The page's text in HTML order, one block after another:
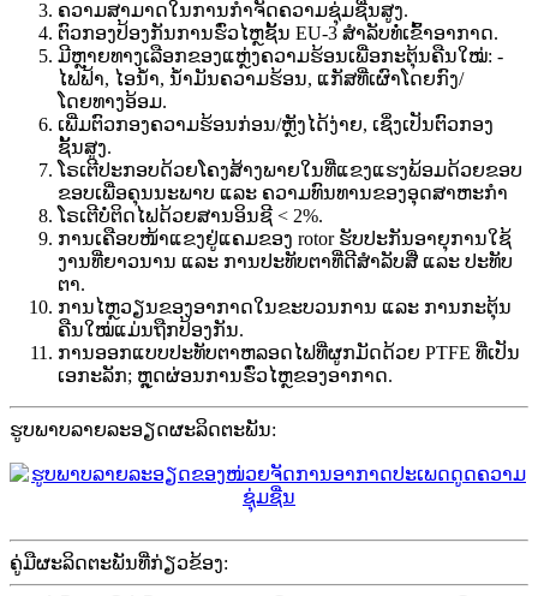
ຄວາມສາມາດໃນການກຳຈັດຄວາມຊຸ່ມຊື່ນສູງ.
ຕົວກອງປ້ອງກັນການຮົ່ວໄຫຼຊັ້ນ EU-3 ສຳລັບທໍ່ເຂົ້າອາກາດ.
ມີຫຼາຍທາງເລືອກຂອງແຫຼ່ງຄວາມຮ້ອນເພື່ອກະຕຸ້ນຄືນໃໝ່: -
ໄຟຟ້າ, ໄອນ້ຳ, ນ້ຳມັນຄວາມຮ້ອນ, ແກັສທີ່ເຜົາໂດຍກົງ/
ໂດຍທາງອ້ອມ.
ເພີ່ມຕົວກອງຄວາມຮ້ອນກ່ອນ/ຫຼັງໄດ້ງ່າຍ, ເຊິ່ງເປັນຕົວກອງ
ຊັ້ນສູງ.
ໂຣເຕີປະກອບດ້ວຍໂຄງສ້າງພາຍໃນທີ່ແຂງແຮງພ້ອມດ້ວຍຂອບ
ຂອບເພື່ອຄຸນນະພາບ ແລະ ຄວາມທົນທານຂອງອຸດສາຫະກໍາ
ໂຣເຕີບໍ່ຕິດໄຟດ້ວຍສານອິນຊີ < 2%.
ການເຄືອບໜ້າແຂງຢູ່ແຄມຂອງ rotor ຮັບປະກັນອາຍຸການໃຊ້
ງານທີ່ຍາວນານ ແລະ ການປະທັບຕາທີ່ດີສຳລັບສື່ ແລະ ປະທັບ
ຕາ.
ການໄຫຼວຽນຂອງອາກາດໃນຂະບວນການ ແລະ ການກະຕຸ້ນ
ຄືນໃໝ່ແມ່ນຖືກປ້ອງກັນ.
ການອອກແບບປະທັບຕາຫລອດໄຟທີ່ຜູກມັດດ້ວຍ PTFE ທີ່ເປັນ
ເອກະລັກ; ຫຼຸດຜ່ອນການຮົ່ວໄຫຼຂອງອາກາດ.
ຮູບພາບລາຍລະອຽດຜະລິດຕະພັນ:
ຄູ່ມືຜະລິດຕະພັນທີ່ກ່ຽວຂ້ອງ: